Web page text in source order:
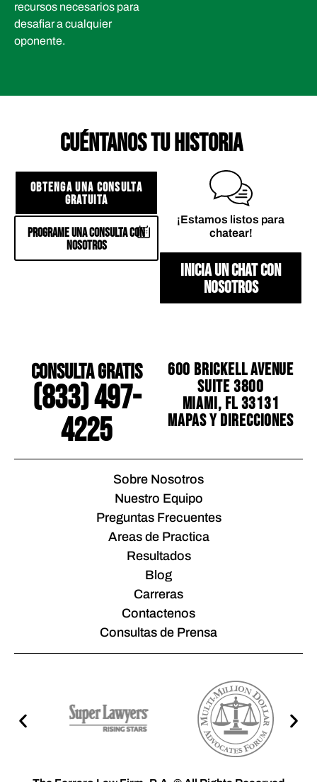
recursos necesarios para
desafiar a cualquier
oponente.
CUÉNTANOS TU HISTORIA
OBTENGA UNA CONSULTA
GRATUITA
PROGRAME UNA CONSULTA CON
NOSOTROS
¡Estamos listos para
chatear!
INICIA UN CHAT CON
NOSOTROS
CONSULTA GRATIS
(833) 497-
4225
600 Brickell Avenue
Suite 3800
Miami, FL 33131
Mapas y direcciones
Sobre Nosotros
Nuestro Equipo
Preguntas Frecuentes
Areas de Practica
Resultados
Blog
Carreras
Contactenos
Consultas de Prensa